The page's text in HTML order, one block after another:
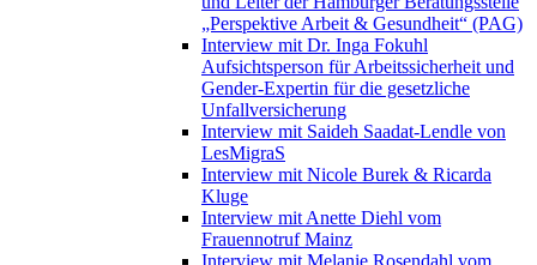
„Perspektive Arbeit & Gesundheit“ (PAG)
Interview mit Dr. Inga Fokuhl
Aufsichtsperson für Arbeitssicherheit und
Gender-Expertin für die gesetzliche
Unfallversicherung
Interview mit Saideh Saadat-Lendle von
LesMigraS
Interview mit Nicole Burek & Ricarda
Kluge
Interview mit Anette Diehl vom
Frauennotruf Mainz
Interview mit Melanie Rosendahl vom